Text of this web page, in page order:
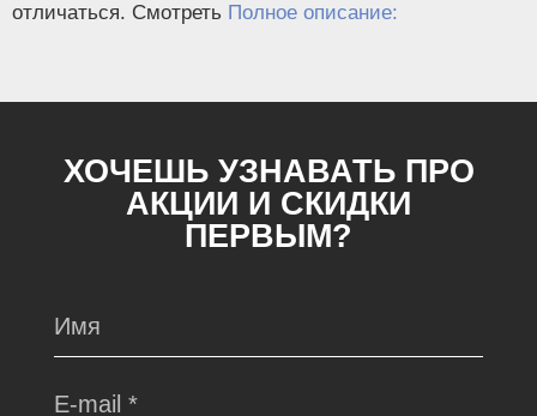
отличаться. Смотреть Полное описание:
ХОЧЕШЬ УЗНАВАТЬ ПРО
АКЦИИ И СКИДКИ
ПЕРВЫМ?